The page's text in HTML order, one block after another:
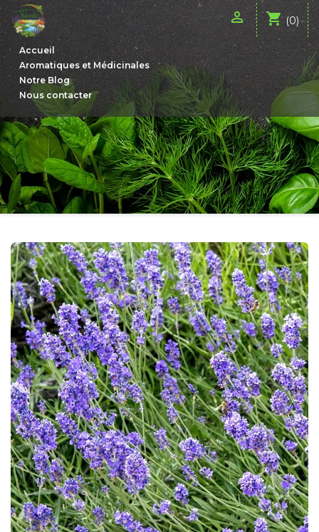
shopping_cart (0)

Accueil
Aromatiques et Médicinales
Notre Blog
Nous contacter